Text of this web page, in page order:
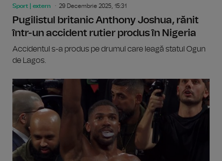
Sport | extern 29 Decembrie 2025, 15:31
Pugilistul britanic Anthony Joshua, rănit
într-un accident rutier produs în Nigeria
Accidentul s-a produs pe drumul care leagă statul Ogun
de Lagos.